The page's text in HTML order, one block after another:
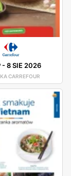
-8 SIE 2026
CARREFOUR